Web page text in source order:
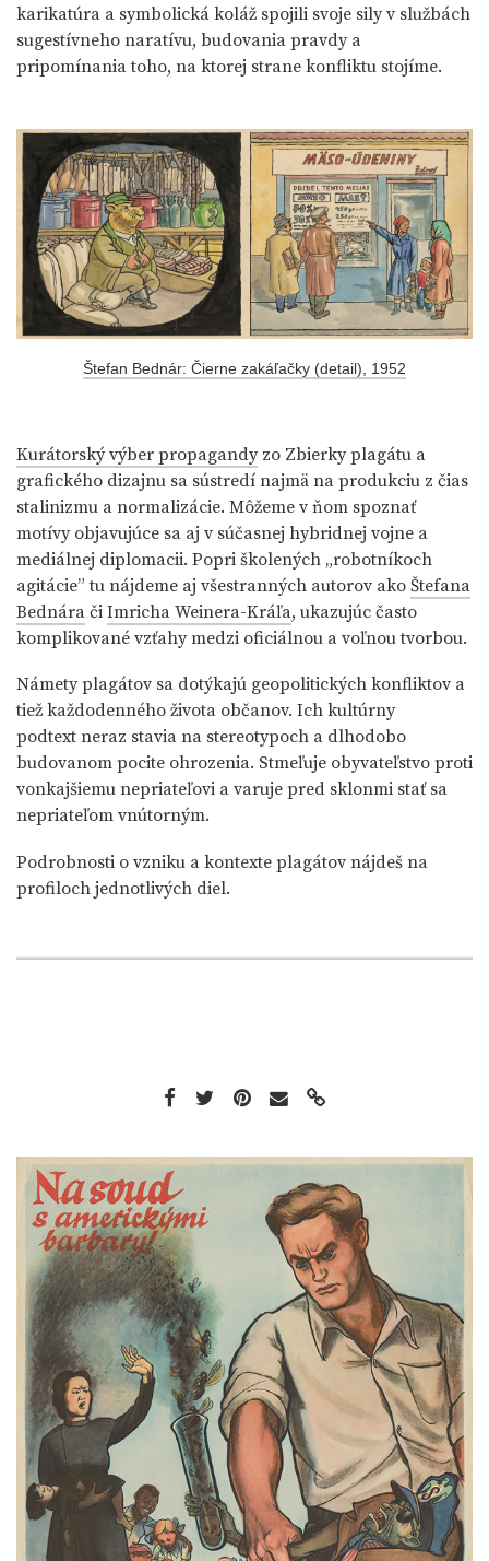
karikatúra a symbolická koláž spojili svoje sily v službách
sugestívneho naratívu, budovania pravdy a
pripomínania toho, na ktorej strane konfliktu stojíme.
Štefan Bednár: Čierne zakáľačky (detail), 1952
Kurátorský výber propagandyzo Zbierky plagátu a
grafického dizajnu sa sústredí najmä na produkciu z čias
stalinizmu a normalizácie. Môžeme v ňom spoznať
motívy objavujúce sa aj v súčasnej hybridnej vojne a
mediálnej diplomacii. Popri školených „robotníkoch
agitácie” tu nájdeme aj všestranných autorov ako Štefana
Bednára či Imricha Weinera-Kráľa, ukazujúc často
komplikované vzťahy medzi oficiálnou a voľnou tvorbou.
Námety plagátov sa dotýkajú geopolitických konfliktov a
tiež každodenného života občanov. Ich kultúrny
podtext neraz stavia na stereotypoch a dlhodobo
budovanom pocite ohrozenia. Stmeľuje obyvateľstvo proti
vonkajšiemu nepriateľovi a varuje pred sklonmi stať sa
nepriateľom vnútorným.
Podrobnosti o vzniku a kontexte plagátov nájdeš na
profiloch jednotlivých diel.